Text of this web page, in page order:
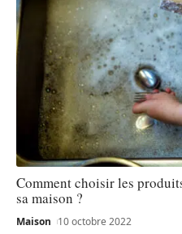
Comment choisir les
sa maison ?
Maison 10 octobre 2022